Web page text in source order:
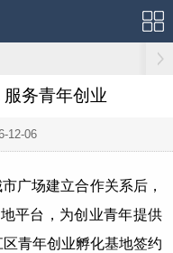
务青年创业
12-06
广场建立合作关系后，
平台，为创业青年提供
青年创业孵化基地签约